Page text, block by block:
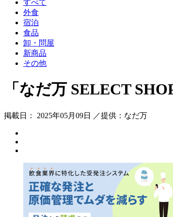
すべて
外食
宿泊
食品
卸・問屋
新商品
その他
「なだ万 SELECT
掲載日： 2025年05月09日 ／提供：なだ万